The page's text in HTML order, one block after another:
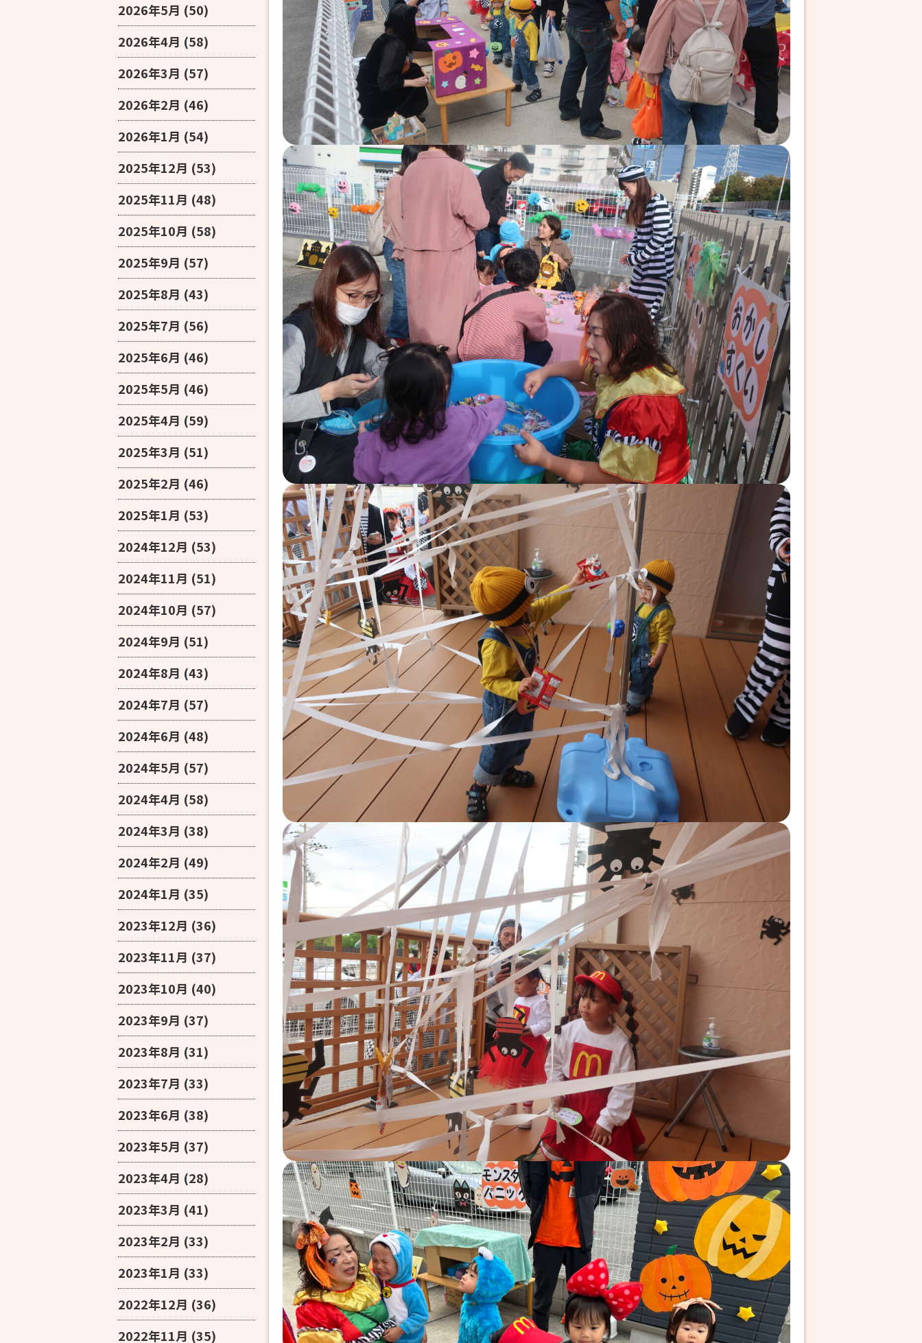
2026年5月 (50)
2026年4月 (58)
2026年3月 (57)
2026年2月 (46)
2026年1月 (54)
2025年12月 (53)
2025年11月 (48)
2025年10月 (58)
2025年9月 (57)
2025年8月 (43)
2025年7月 (56)
2025年6月 (46)
2025年5月 (46)
2025年4月 (59)
2025年3月 (51)
2025年2月 (46)
2025年1月 (53)
2024年12月 (53)
2024年11月 (51)
2024年10月 (57)
2024年9月 (51)
2024年8月 (43)
2024年7月 (57)
2024年6月 (48)
2024年5月 (57)
2024年4月 (58)
2024年3月 (38)
2024年2月 (49)
2024年1月 (35)
2023年12月 (36)
2023年11月 (37)
2023年10月 (40)
2023年9月 (37)
2023年8月 (31)
2023年7月 (33)
2023年6月 (38)
2023年5月 (37)
2023年4月 (28)
2023年3月 (41)
2023年2月 (33)
2023年1月 (33)
2022年12月 (36)
2022年11月 (35)